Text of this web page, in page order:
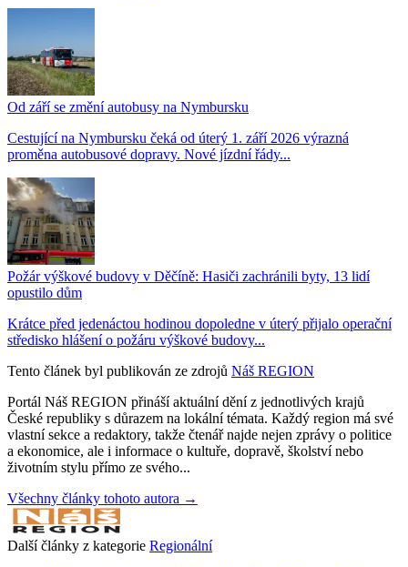
Od září se změní autobusy na Nymbursku
Cestující na Nymbursku čeká od úterý 1. září 2026 výrazná
proměna autobusové dopravy. Nové jízdní řády...
Požár výškové budovy v Děčíně: Hasiči zachránili byty, 13 lidí
opustilo dům
Krátce před jedenáctou hodinou dopoledne v úterý přijalo operační
středisko hlášení o požáru výškové budovy...
Tento článek byl publikován ze zdrojů Náš REGION
Portál Náš REGION přináší aktuální dění z jednotlivých krajů
České republiky s důrazem na lokální témata. Každý region má své
vlastní sekce a redaktory, takže čtenář najde nejen zprávy o politice
a ekonomice, ale i informace o kultuře, dopravě, školství nebo
životním stylu přímo ze svého...
Všechny články tohoto autora →
Další články z kategorie Regionální